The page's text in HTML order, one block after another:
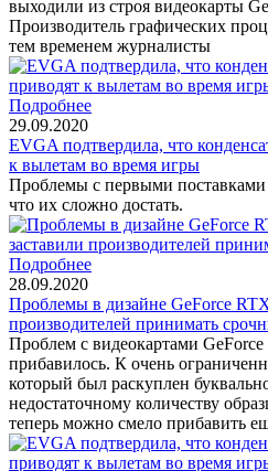
выходили из строя видеокарты
Производитель графических
тем временем журналисты
Подробнее
29.09.2020
EVGA подтвердила, что
к вылетам во время игры
Проблемы с первыми поставками
что их сложно достать.
Подробнее
28.09.2020
Проблемы в дизайне GeForce
производителей принимать
Проблем с видеокартами
прибавилось. К очень
который был раскуплен
недостаточному количеству
теперь можно смело прибавить